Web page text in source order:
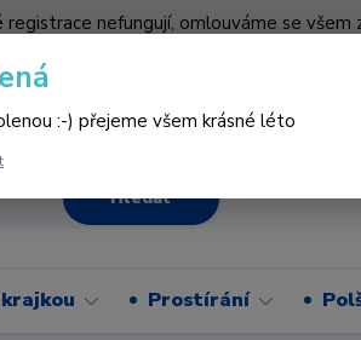
nefungují, omlouváme se
Hledat
Prostírání
:-) přejeme všem krásné léto